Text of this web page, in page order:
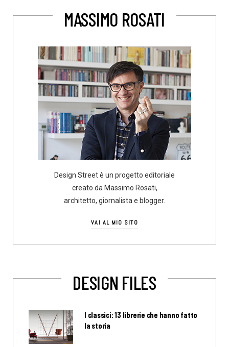
MASSIMO ROSATI
Design Street è un progetto editoriale
creato da Massimo Rosati,
architetto, giornalista e blogger.
VAI AL MIO SITO
DESIGN FILES
I classici: 13 librerie che hanno fatto
la storia